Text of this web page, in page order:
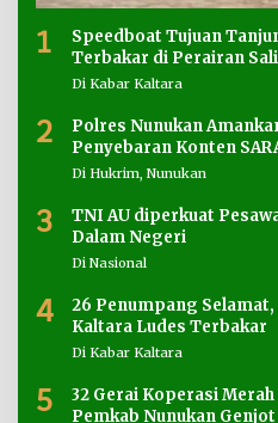
1
Speedboat Tujuan
Terbakar di Perairan
Di Kabar Kaltara
2
Polres Nunukan
Penyebaran Konten
Di Hukrim, Nunukan
3
TNI AU diperkuat
Dalam Negeri
Di Nasional
4
26 Penumpang
Kaltara Ludes Terbakar
Di Kabar Kaltara
5
32 Gerai Koperasi
Pemkab Nunukan